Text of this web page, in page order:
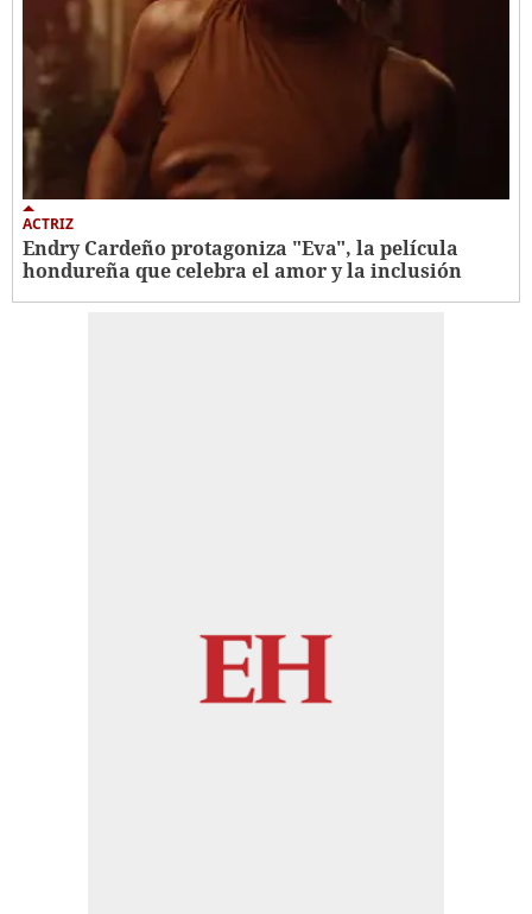
ACTRIZ
Endry Cardeño protagoniza "Eva", la película
hondureña que celebra el amor y la inclusión